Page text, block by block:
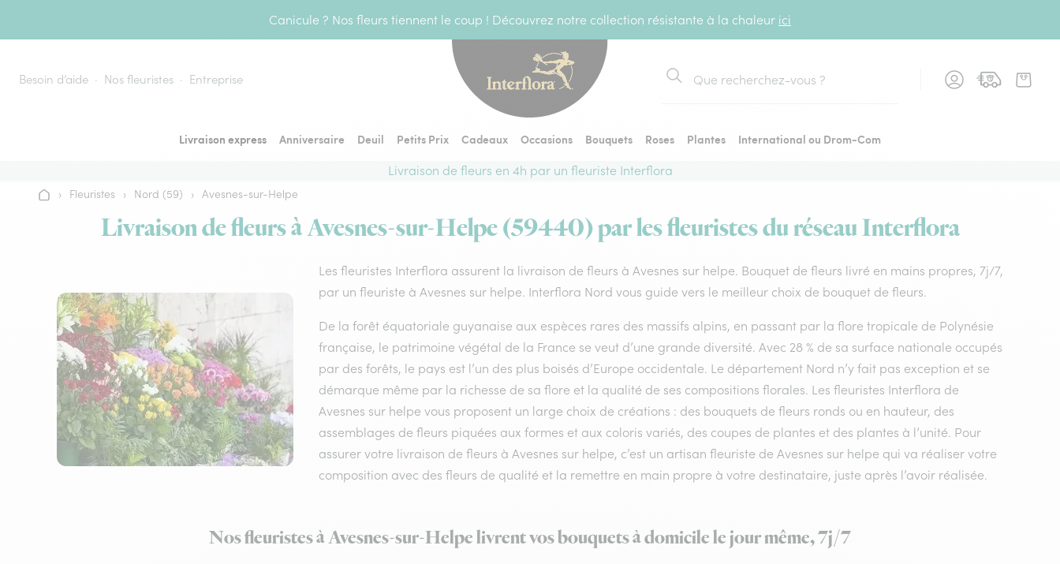
Canicule ? Nos fleurs tiennent le coup ! Découvrez notre collection résistante à la chaleur ici
Besoin d’aide Nos fleuristes Entreprise
Rechercher
Livraison express Anniversaire Deuil Petits Prix Cadeaux Occasions Bouquets Roses Plantes
International ou Drom-Com
Livraison de fleurs en 4h par un fleuriste Interflora
Accueil
› Fleuristes › Nord (59) › Avesnes-sur-Helpe
Livraison de fleurs à Avesnes-sur-Helpe (59440) par les fleuristes du réseau Interflora
Les fleuristes Interflora assurent la livraison de fleurs à Avesnes sur helpe. Bouquet de fleurs livré en mains propres, 7j/7,
par un fleuriste à Avesnes sur helpe. Interflora Nord vous guide vers le meilleur choix de bouquet de fleurs.
De la forêt équatoriale guyanaise aux espèces rares des massifs alpins, en passant par la flore tropicale de Polynésie
française, le patrimoine végétal de la France se veut d’une grande diversité. Avec 28 % de sa surface nationale occupés
par des forêts, le pays est l’un des plus boisés d’Europe occidentale. Le département Nord n’y fait pas exception et se
démarque même par la richesse de sa flore et la qualité de ses compositions florales. Les fleuristes Interflora de
Avesnes sur helpe vous proposent un large choix de créations : des bouquets de fleurs ronds ou en hauteur, des
assemblages de fleurs piquées aux formes et aux coloris variés, des coupes de plantes et des plantes à l’unité. Pour
assurer votre livraison de fleurs à Avesnes sur helpe, c’est un artisan fleuriste de Avesnes sur helpe qui va réaliser votre
composition avec des fleurs de qualité et la remettre en main propre à votre destinataire, juste après l’avoir réalisée.
Nos fleuristes à Avesnes-sur-Helpe livrent vos bouquets à domicile le jour même, 7j/7